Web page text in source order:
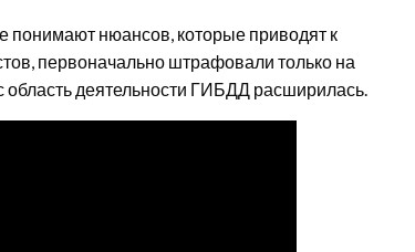
понимают нюансов, которые приводят к
первоначально штрафовали только на
область деятельности ГИБДД расширилась.